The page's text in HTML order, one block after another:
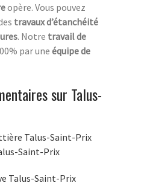
opère. Vous pouvez
travaux d’étanchéité
. Notre travail de
par une équipe de
sur Talus-
Talus-Saint-Prix
Saint-Prix
Talus-Saint-Prix